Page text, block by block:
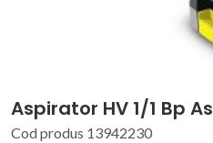
Aspirator HV 1/1 Bp As
Cod produs 13942230